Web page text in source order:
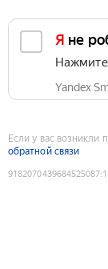
Я не
Yandex
Если у вас возникли
обратной связи
9182070439684525087: